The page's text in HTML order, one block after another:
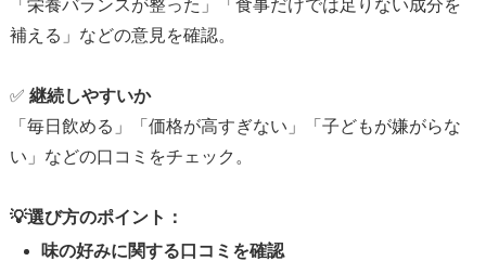
「栄養バランスが整った」「食事だけでは足りない成分を
補える」などの意見を確認。
✅ 継続しやすいか
「毎日飲める」「価格が高すぎない」「子どもが嫌がらな
い」などの口コミをチェック。
💡選び方のポイント：
味の好みに関する口コミを確認